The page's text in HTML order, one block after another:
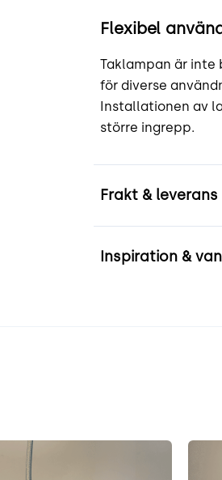
Flexibel
Taklampan är inte
för diverse
Installationen av
större ingrepp.
Frakt & leverans
Inspiration &